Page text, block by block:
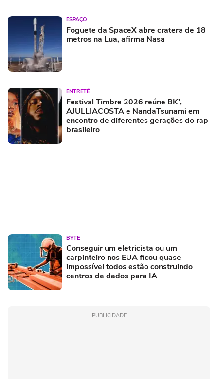
ESPAÇO
Foguete da SpaceX abre cratera de 18
metros na Lua, afirma Nasa
ENTRETÊ
Festival Timbre 2026 reúne BK’,
AJULLIACOSTA e NandaTsunami em
encontro de diferentes gerações do rap
brasileiro
BYTE
Conseguir um eletricista ou um
carpinteiro nos EUA ficou quase
impossível todos estão construindo
centros de dados para IA
PUBLICIDADE